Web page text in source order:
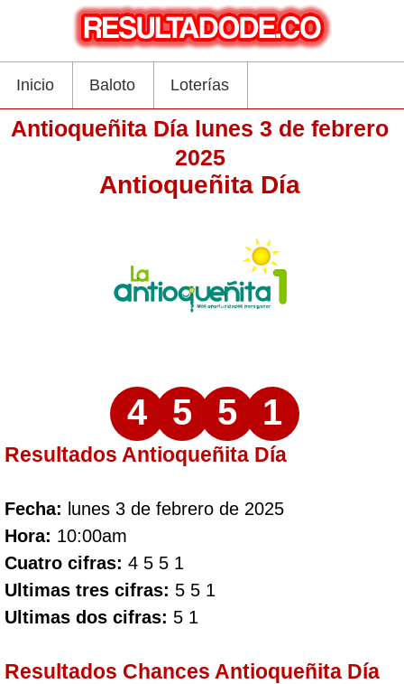
Inicio Baloto Loterías
Antioqueñita Día lunes 3 de febrero
2025
Antioqueñita Día
4 5 5 1
Resultados Antioqueñita Día
Fecha: lunes 3 de febrero de 2025
Hora: 10:00am
Cuatro cifras: 4 5 5 1
Ultimas tres cifras: 5 5 1
Ultimas dos cifras: 5 1
Resultados Chances Antioqueñita Día